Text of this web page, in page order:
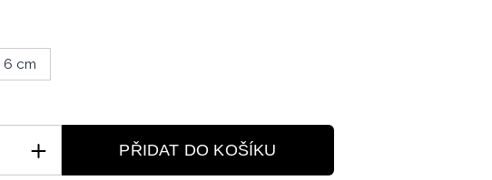
6 cm
PŘIDAT DO KOŠÍKU